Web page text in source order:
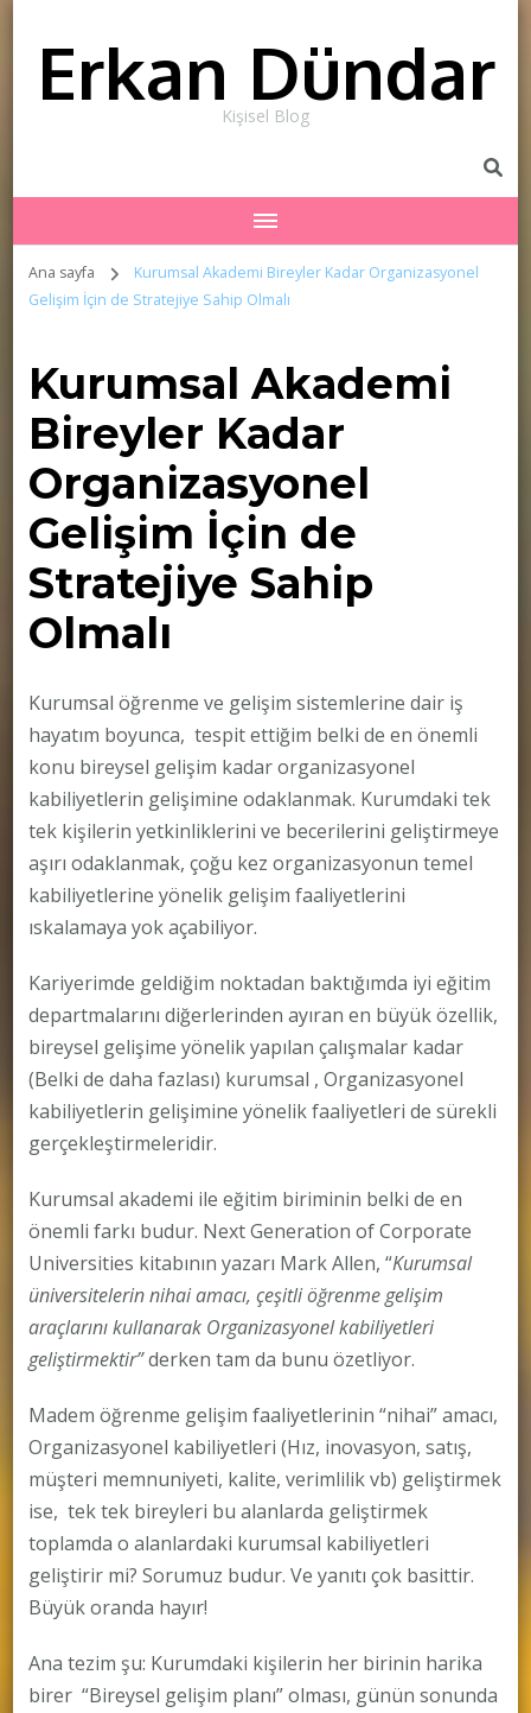
Erkan Dündar
Kişisel Blog
Ana sayfa
Kurumsal Akademi Bireyler Kadar Organizasyonel
Gelişim İçin de Stratejiye Sahip Olmalı
Kurumsal Akademi
Bireyler Kadar
Organizasyonel
Gelişim İçin de
Stratejiye Sahip
Olmalı
Kurumsal öğrenme ve gelişim sistemlerine dair iş
hayatım boyunca, tespit ettiğim belki de en önemli
konu bireysel gelişim kadar organizasyonel
kabiliyetlerin gelişimine odaklanmak. Kurumdaki tek
tek kişilerin yetkinliklerini ve becerilerini geliştirmeye
aşırı odaklanmak, çoğu kez organizasyonun temel
kabiliyetlerine yönelik gelişim faaliyetlerini
ıskalamaya yok açabiliyor.
Kariyerimde geldiğim noktadan baktığımda iyi eğitim
departmalarını diğerlerinden ayıran en büyük özellik,
bireysel gelişime yönelik yapılan çalışmalar kadar
(Belki de daha fazlası) kurumsal , Organizasyonel
kabiliyetlerin gelişimine yönelik faaliyetleri de sürekli
gerçekleştirmeleridir.
Kurumsal akademi ile eğitim biriminin belki de en
önemli farkı budur. Next Generation of Corporate
Universities kitabının yazarı Mark Allen, “Kurumsal
üniversitelerin nihai amacı, çeşitli öğrenme gelişim
araçlarını kullanarak Organizasyonel kabiliyetleri
geliştirmektir”derken tam da bunu özetliyor.
Madem öğrenme gelişim faaliyetlerinin “nihai” amacı,
Organizasyonel kabiliyetleri (Hız, inovasyon, satış,
müşteri memnuniyeti, kalite, verimlilik vb) geliştirmek
ise, tek tek bireyleri bu alanlarda geliştirmek
toplamda o alanlardaki kurumsal kabiliyetleri
geliştirir mi? Sorumuz budur. Ve yanıtı çok basittir.
Büyük oranda hayır!
Ana tezim şu: Kurumdaki kişilerin her birinin harika
birer “Bireysel gelişim planı” olması, günün sonunda